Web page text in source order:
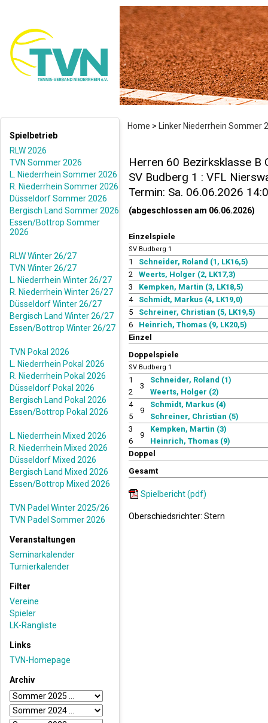
Home >
Linker Niederrhein Sommer
Spielbetrieb
RLW 2026
TVN Sommer 2026
L. Niederrhein Sommer 2026
R. Niederrhein Sommer 2026
Düsseldorf Sommer 2026
Bergisch Land Sommer 2026
Essen/Bottrop Sommer
2026
RLW Winter 26/27
TVN Winter 26/27
L. Niederrhein Winter 26/27
R. Niederrhein Winter 26/27
Düsseldorf Winter 26/27
Bergisch Land Winter 26/27
Essen/Bottrop Winter 26/27
TVN Pokal 2026
L. Niederrhein Pokal 2026
R. Niederrhein Pokal 2026
Düsseldorf Pokal 2026
Bergisch Land Pokal 2026
Essen/Bottrop Pokal 2026
L. Niederrhein Mixed 2026
R. Niederrhein Mixed 2026
Düsseldorf Mixed 2026
Bergisch Land Mixed 2026
Essen/Bottrop Mixed 2026
TVN Padel Winter 2025/26
TVN Padel Sommer 2026
Veranstaltungen
Seminarkalender
Turnierkalender
Filter
Vereine
Spieler
LK-Rangliste
Links
TVN-Homepage
Archiv
Herren 60 Bezirksklasse B
SV Budberg 1 : VFL
Termin: Sa. 06.06.2026
(abgeschlossen am 06.06.2026)
Einzelspiele
SV Budberg 1
1
Schneider, Roland (1, LK16,5)
2
Weerts, Holger (2, LK17,3)
3
Kempken, Martin (3, LK18,5)
4
Schmidt, Markus (4, LK19,0)
5
Schreiner, Christian (5, LK19,5)
6
Heinrich, Thomas (9, LK20,5)
Einzel
Doppelspiele
SV Budberg 1
1
2
3
Schneider, Roland (1)
Weerts, Holger (2)
4
5
9
Schmidt, Markus (4)
Schreiner, Christian (5)
3
6
9
Kempken, Martin (3)
Heinrich, Thomas (9)
Doppel
Gesamt
Spielbericht (pdf)
Oberschiedsrichter: Stern